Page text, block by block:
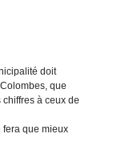
doit
que
à ceux de
fera que mieux